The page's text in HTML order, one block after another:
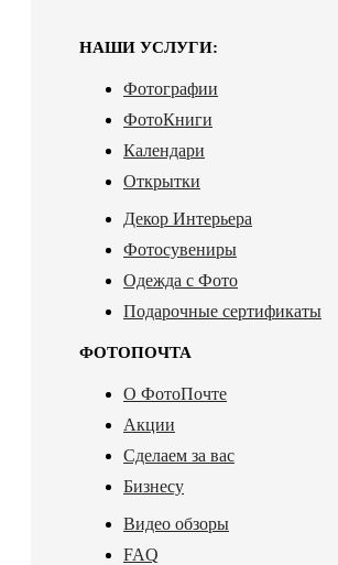
НАШИ УСЛУГИ:
Фотографии
ФотоКниги
Календари
Открытки
Декор Интерьера
Фотосувениры
Одежда с Фото
Подарочные сертификаты
ФОТОПОЧТА
О ФотоПочте
Акции
Сделаем за вас
Бизнесу
Видео обзоры
FAQ